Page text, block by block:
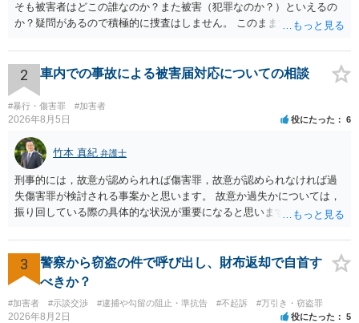
そも被害者はどこの誰なのか？また被害（犯罪なのか？）といえるの
か？疑問があるので積極的に捜査はしません。 このまま女性から警察
2 車内での事故による被害届対応についての相談
#暴行・傷害罪 #加害者
2026年8月5日 役にたった 6
竹本 真紀 弁護士
刑事的には，故意が認められれば傷害罪，故意が認められなければ過
失傷害罪が検討される事案かと思います。 故意か過失かについては，
振り回している際の具体的な状況が重要になると思います。 民事的に
過失でも該当するでしょう。 因果関係（刑事も民事も影響あり）とし
ては，数週間経過している点も問題になるかもしれません。 因果関係
がなくなれば，評価の仕方が大きく変わります。 いずれにしまして
も，ご心配であるならば，お近くの弁護士の方に相談されるのがよい
と思います。
3
警察から窃盗の件で呼び出し、財布返却で自首す
べきか？
#加害者 #示談交渉 #逮捕や勾留の阻止・準抗告 #不起訴 #万引き・窃盗罪
2026年8月2日 役にたった 5